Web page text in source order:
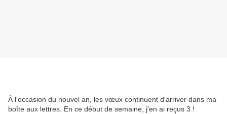
À l'occasion du nouvel an, les vœux continuent d'arriver dans ma
boîte aux lettres. En ce début de semaine, j'en ai reçus 3 !